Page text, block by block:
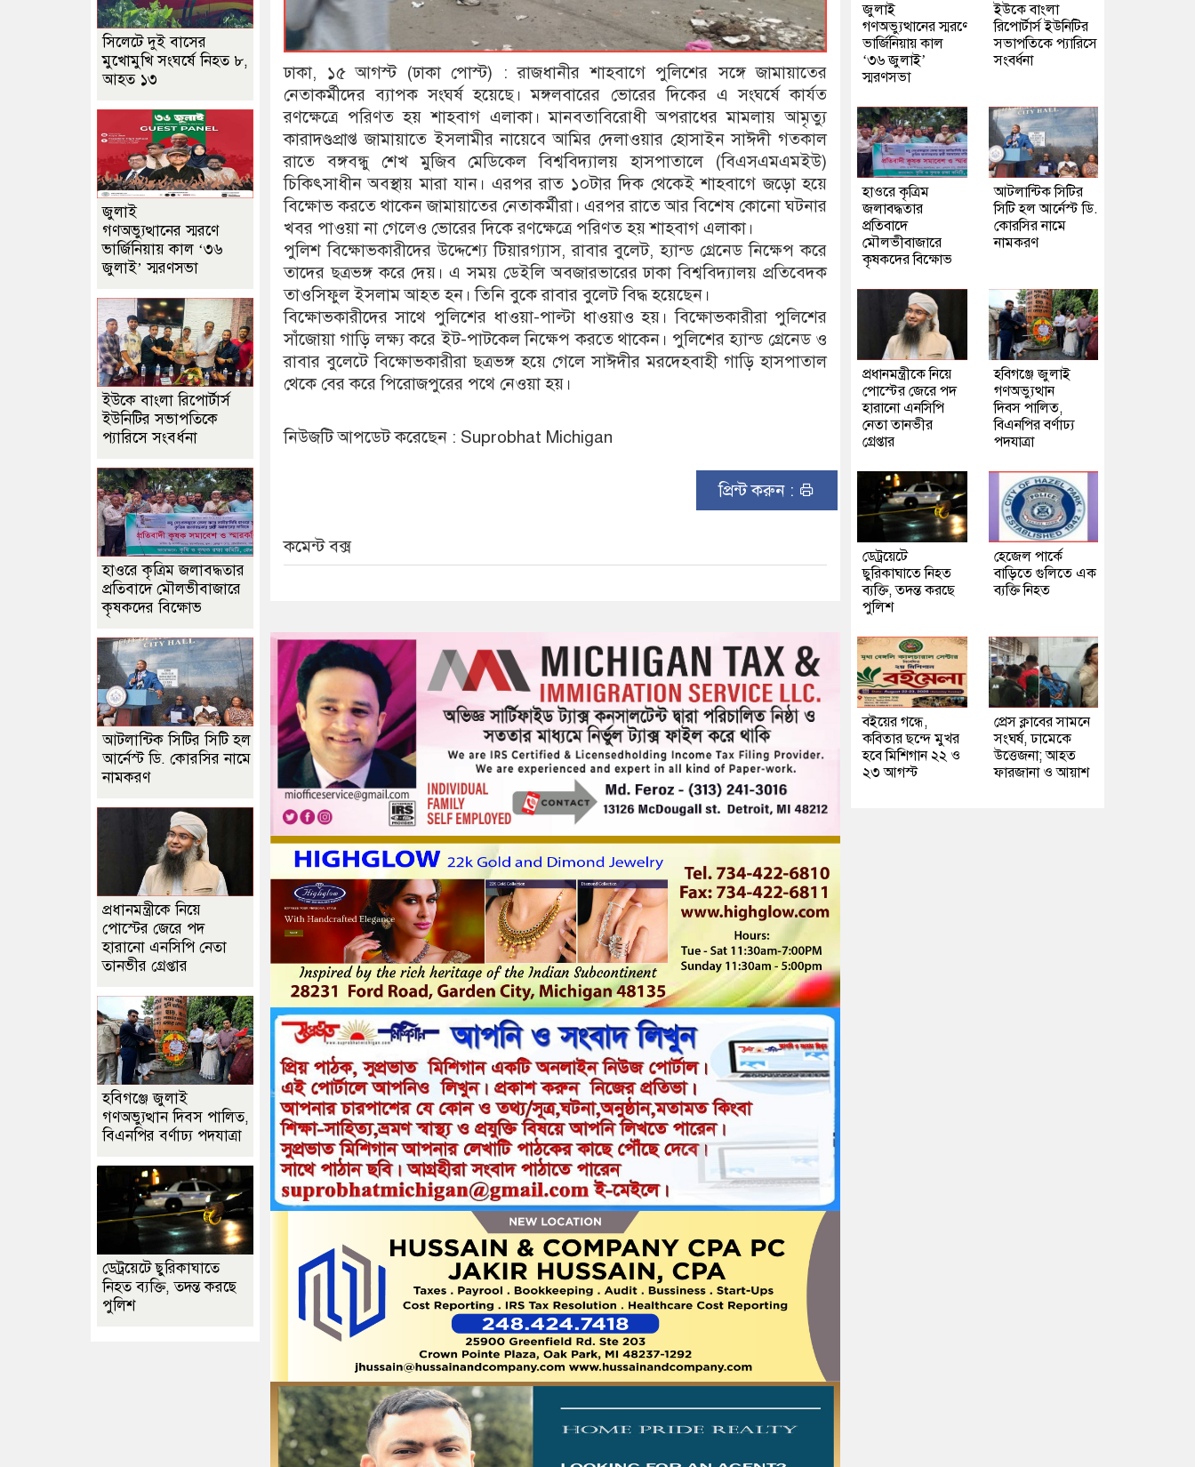
ঢাকা, ১৫ আগস্ট (ঢাকা পোস্ট) : রাজধানীর শাহবাগে পুলিশের সঙ্গে জামায়াতের
নেতাকর্মীদের ব্যাপক সংঘর্ষ হয়েছে। মঙ্গলবারের ভোরের দিকের এ সংঘর্ষে কার্যত
রণক্ষেত্রে পরিণত হয় শাহবাগ এলাকা। মানবতাবিরোধী অপরাধের মামলায় আমৃত্যু
কারাদণ্ডপ্রাপ্ত জামায়াতে ইসলামীর নায়েবে আমির দেলাওয়ার হোসাইন সাঈদী গতকাল
রাতে বঙ্গবন্ধু শেখ মুজিব মেডিকেল বিশ্ববিদ্যালয় হাসপাতালে (বিএসএমএমইউ)
চিকিৎসাধীন অবস্থায় মারা যান। এরপর রাত ১০টার দিক থেকেই শাহবাগে জড়ো হয়ে
বিক্ষোভ করতে থাকেন জামায়াতের নেতাকর্মীরা। এরপর রাতে আর বিশেষ কোনো ঘটনার
খবর পাওয়া না গেলেও ভোরের দিকে রণক্ষেত্রে পরিণত হয় শাহবাগ এলাকা।
পুলিশ বিক্ষোভকারীদের উদ্দেশ্যে টিয়ারগ্যাস, রাবার বুলেট, হ্যান্ড গ্রেনেড নিক্ষেপ করে
তাদের ছত্রভঙ্গ করে দেয়। এ সময় ডেইলি অবজারভারের ঢাকা বিশ্ববিদ্যালয় প্রতিবেদক
তাওসিফুল ইসলাম আহত হন। তিনি বুকে রাবার বুলেট বিদ্ধ হয়েছেন।
বিক্ষোভকারীদের সাথে পুলিশের ধাওয়া-পাল্টা ধাওয়াও হয়। বিক্ষোভকারীরা পুলিশের
সাঁজোয়া গাড়ি লক্ষ্য করে ইট-পাটকেল নিক্ষেপ করতে থাকেন। পুলিশের হ্যান্ড গ্রেনেড ও
রাবার বুলেটে বিক্ষোভকারীরা ছত্রভঙ্গ হয়ে গেলে সাঈদীর মরদেহবাহী গাড়ি হাসপাতাল
থেকে বের করে পিরোজপুরের পথে নেওয়া হয়।
নিউজটি আপডেট করেছেন : Suprobhat Michigan
প্রিন্ট করুন :
কমেন্ট বক্স
সিলেটে দুই বাসের
মুখোমুখি সংঘর্ষে নিহত ৮,
আহত ১৩
জুলাই
গণঅভ্যুত্থানের স্মরণে
ভার্জিনিয়ায় কাল ‘৩৬
জুলাই’ স্মরণসভা
ইউকে বাংলা রিপোর্টার্স
ইউনিটির সভাপতিকে
প্যারিসে সংবর্ধনা
হাওরে কৃত্রিম জলাবদ্ধতার
প্রতিবাদে মৌলভীবাজারে
কৃষকদের বিক্ষোভ
আটলান্টিক সিটির সিটি হল
আর্নেস্ট ডি. কোরসির নামে
নামকরণ
প্রধানমন্ত্রীকে নিয়ে
পোস্টের জেরে পদ
হারানো এনসিপি নেতা
তানভীর গ্রেপ্তার
হবিগঞ্জে জুলাই
গণঅভ্যুত্থান দিবস পালিত,
বিএনপির বর্ণাঢ্য পদযাত্রা
ডেট্রয়েটে ছুরিকাঘাতে
নিহত ব্যক্তি, তদন্ত করছে
পুলিশ
জুলাই
গণঅভ্যুত্থানের স্মরণে
ভার্জিনিয়ায় কাল
‘৩৬ জুলাই’
স্মরণসভা
ইউকে বাংলা
রিপোর্টার্স ইউনিটির
সভাপতিকে প্যারিসে
সংবর্ধনা
হাওরে কৃত্রিম
জলাবদ্ধতার
প্রতিবাদে
মৌলভীবাজারে
কৃষকদের বিক্ষোভ
আটলান্টিক সিটির
সিটি হল আর্নেস্ট ডি.
কোরসির নামে
নামকরণ
প্রধানমন্ত্রীকে নিয়ে
পোস্টের জেরে পদ
হারানো এনসিপি
নেতা তানভীর
গ্রেপ্তার
হবিগঞ্জে জুলাই
গণঅভ্যুত্থান
দিবস পালিত,
বিএনপির বর্ণাঢ্য
পদযাত্রা
ডেট্রয়েটে
ছুরিকাঘাতে নিহত
ব্যক্তি, তদন্ত করছে
পুলিশ
হেজেল পার্কে
বাড়িতে গুলিতে এক
ব্যক্তি নিহত
বইয়ের গন্ধে,
কবিতার ছন্দে মুখর
হবে মিশিগান ২২ ও
২৩ আগস্ট
প্রেস ক্লাবের সামনে
সংঘর্ষ, ঢামেকে
উত্তেজনা; আহত
ফারজানা ও আয়াশ